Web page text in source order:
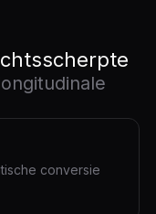
conversie